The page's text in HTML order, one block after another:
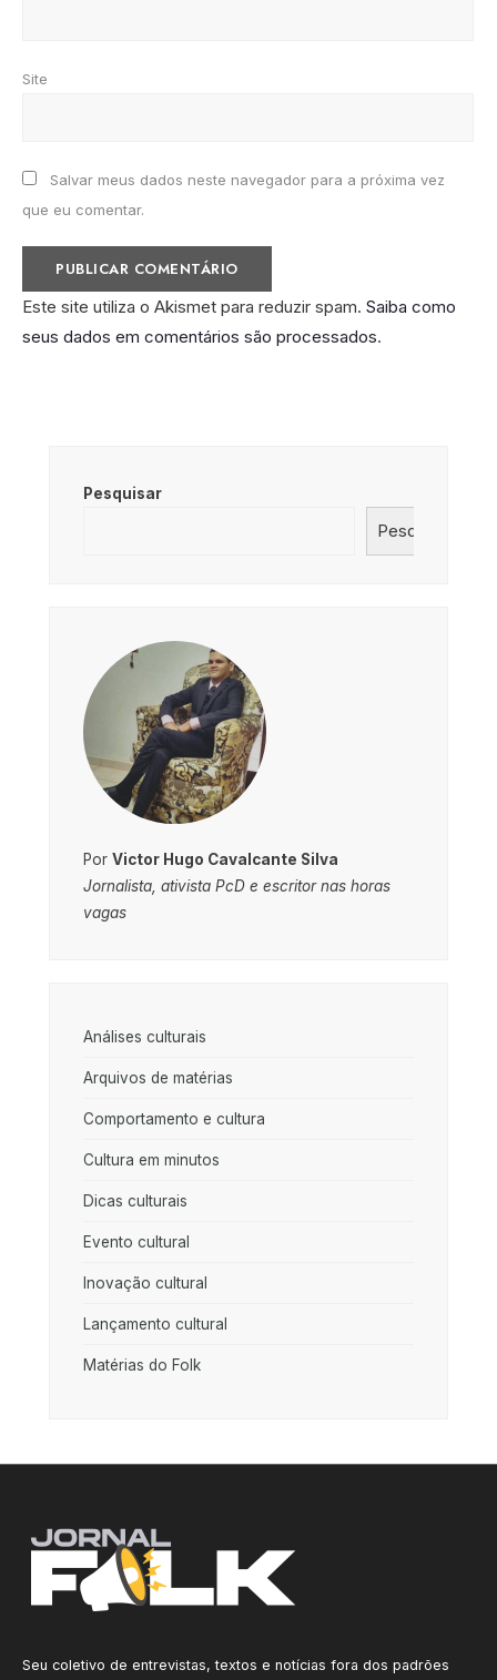
Site
Salvar meus dados neste navegador para a próxima vez
que eu comentar.
Este site utiliza o Akismet para reduzir spam. Saiba como
seus dados em comentários são processados.
Pesquisar
Pesquisar
Por Victor Hugo Cavalcante Silva
Jornalista, ativista PcD e escritor nas horas
vagas
Análises culturais
Arquivos de matérias
Comportamento e cultura
Cultura em minutos
Dicas culturais
Evento cultural
Inovação cultural
Lançamento cultural
Matérias do Folk
Seu coletivo de entrevistas, textos e notícias fora dos padrões